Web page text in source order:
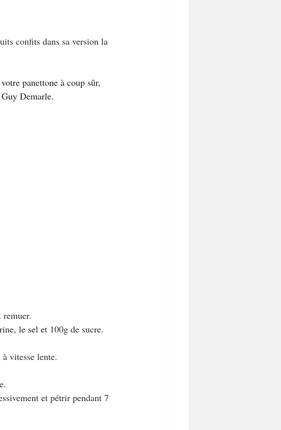
confits dans sa version la
panettone à coup sûr,
Demarle.
le sel et 100g de sucre.
vitesse lente.
et pétrir pendant 7